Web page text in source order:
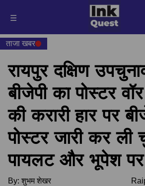
☰
ताजा खबर
रायपुर दक्षिण
बीजेपी का पोस्टर
की करारी हार पर
पोस्टर जारी कर ली
पायलट और भूपेश
By: शुभम शेखर